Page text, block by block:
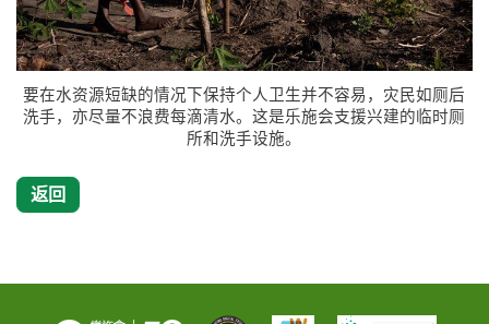
要在水资源短缺的情况下保持个人卫生并不容易，灾民如厕后
洗手，亦尽量不浪费每滴清水。这是乐施会支援兴建的临时厕
所和洗手设施。
返回